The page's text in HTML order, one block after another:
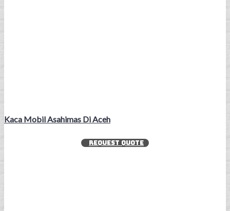
Kaca Mobil Asahimas Di Aceh
REQUEST QUOTE